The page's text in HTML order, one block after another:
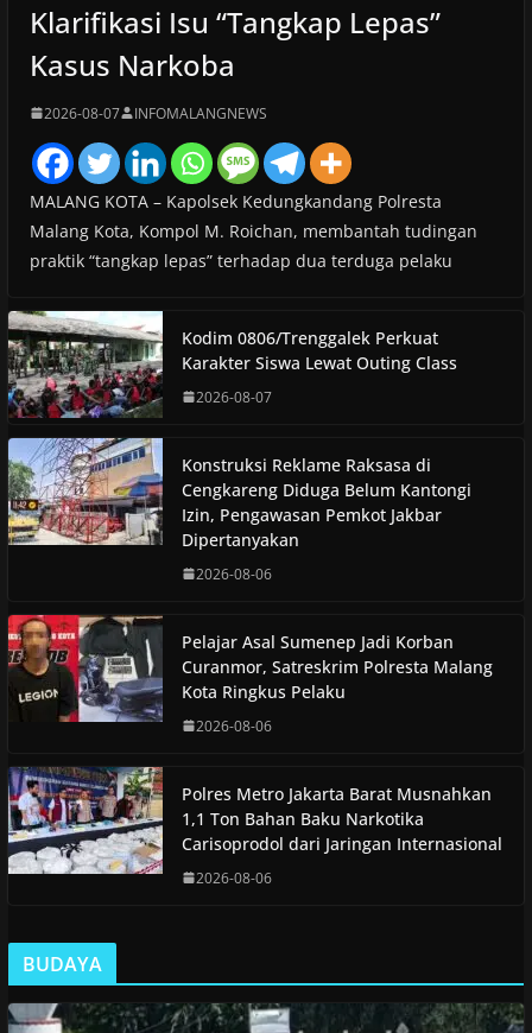
Klarifikasi Isu “Tangkap Lepas”
Kasus Narkoba
2026-08-07 INFOMALANGNEWS
MALANG KOTA – Kapolsek Kedungkandang Polresta
Malang Kota, Kompol M. Roichan, membantah tudingan
praktik “tangkap lepas” terhadap dua terduga pelaku
Kodim 0806/Trenggalek Perkuat
Karakter Siswa Lewat Outing Class
2026-08-07
Konstruksi Reklame Raksasa di
Cengkareng Diduga Belum Kantongi
Izin, Pengawasan Pemkot Jakbar
Dipertanyakan
2026-08-06
Pelajar Asal Sumenep Jadi Korban
Curanmor, Satreskrim Polresta Malang
Kota Ringkus Pelaku
2026-08-06
Polres Metro Jakarta Barat Musnahkan
1,1 Ton Bahan Baku Narkotika
Carisoprodol dari Jaringan Internasional
2026-08-06
BUDAYA